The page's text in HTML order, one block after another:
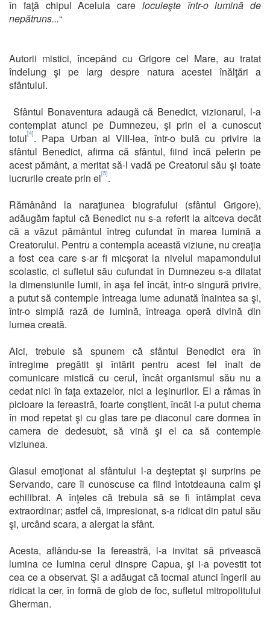
în faţă chipul Aceluia care locuieşte într-o lumină de
nepătruns...“
Autorii mistici, începând cu Grigore cel Mare, au tratat
îndelung şi pe larg despre natura acestei înălţări a
sfântului.
Sfântul Bonaventura adaugă că Benedict, vizionarul, l-a
contemplat atunci pe Dumnezeu, şi prin el a cunoscut
totul[4]. Papa Urban al VIII-lea, într-o bulă cu privire la
sfântul Benedict, afirma că sfântul, fiind încă pelerin pe
acest pământ, a meritat să-l vadă pe Creatorul său şi toate
lucrurile create prin el[5].
Rămânând la naraţiunea biografului (sfântul Grigore),
adăugăm faptul că Benedict nu s-a referit la altceva decât
că a văzut pământul întreg cufundat în marea lumină a
Creatorului. Pentru a contempla această viziune, nu creaţia
a fost cea care s-ar fi micşorat la nivelul mapamondului
scolastic, ci sufletul său cufundat în Dumnezeu s-a dilatat
la dimensiunile lumii, în aşa fel încât, într-o singură privire,
a putut să contemple întreaga lume adunată înaintea sa şi,
într-o simplă rază de lumină, întreaga operă divină din
lumea creată.
Aici, trebuie să spunem că sfântul Benedict era în
întregime pregătit şi întărit pentru acest fel înalt de
comunicare mistică cu cerul, încât organismul său nu a
cedat nici în faţa extazelor, nici a leşinurilor. El a rămas în
picioare la fereastră, foarte conştient, încât l-a putut chema
în mod repetat şi cu glas tare pe diaconul care dormea în
camera de dedesubt, să vină şi el ca să contemple
viziunea.
Glasul emoţionat al sfântului l-a deşteptat şi surprins pe
Servando, care îl cunoscuse ca fiind întotdeauna calm şi
echilibrat. A înţeles că trebuia să se fi întâmplat ceva
extraordinar; astfel că, impresionat, s-a ridicat din patul său
şi, urcând scara, a alergat la sfânt.
Acesta, aflându-se la fereastră, l-a invitat să privească
lumina ce lumina cerul dinspre Capua, şi i-a povestit tot
cea ce a observat. Şi a adăugat că tocmai atunci îngerii au
ridicat la cer, în formă de glob de foc, sufletul mitropolitului
Gherman.